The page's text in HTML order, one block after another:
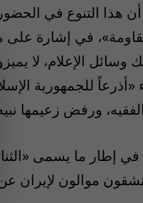
هذا التنوع في
في إشارة
وسائل الإعلام، لا
«أذرعاً للجمهورية
ورفض زعيمها
في إطار ما يسمى
موالون لإيران